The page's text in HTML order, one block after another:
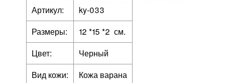
Артикул:
ky-033
Размеры:
12 *15 *2 см.
Цвет:
Черный
Вид кожи:
Кожа варана